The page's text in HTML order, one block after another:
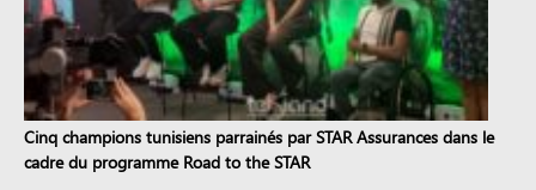
Cinq champions tunisiens parrainés par STAR Assurances dans le
cadre du programme Road to the STAR